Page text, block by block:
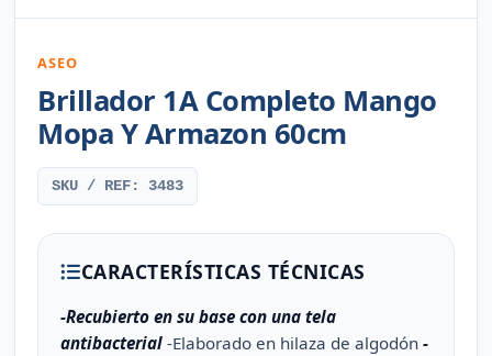
ASEO
Brillador 1A Completo Mango
Mopa Y Armazon 60cm
SKU / REF: 3483
CARACTERÍSTICAS TÉCNICAS
-Recubierto en su base con una tela
antibacterial -Elaborado en hilaza de algodón-